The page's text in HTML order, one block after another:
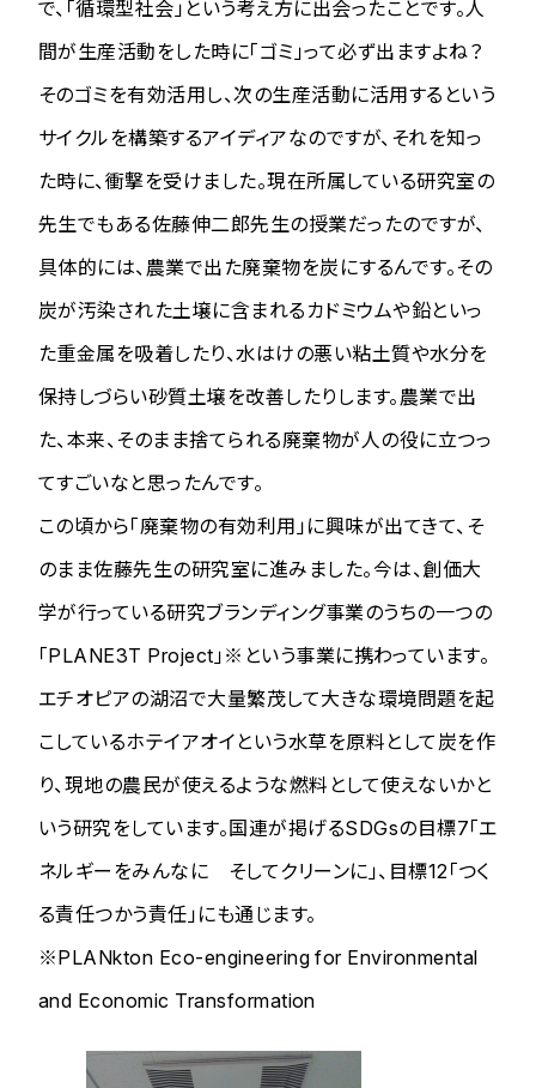
で、「循環型社会」という考え方に出会ったことです。人
間が生産活動をした時に「ゴミ」って必ず出ますよね？
そのゴミを有効活用し、次の生産活動に活用するという
サイクルを構築するアイディアなのですが、それを知っ
た時に、衝撃を受けました。現在所属している研究室の
先生でもある佐藤伸二郎先生の授業だったのですが、
具体的には、農業で出た廃棄物を炭にするんです。その
炭が汚染された土壌に含まれるカドミウムや鉛といっ
た重金属を吸着したり、水はけの悪い粘土質や水分を
保持しづらい砂質土壌を改善したりします。農業で出
た、本来、そのまま捨てられる廃棄物が人の役に立つっ
てすごいなと思ったんです。
この頃から「廃棄物の有効利用」に興味が出てきて、そ
のまま佐藤先生の研究室に進みました。今は、創価大
学が行っている研究ブランディング事業のうちの一つの
「PLANE3T Project」※という事業に携わっています。
エチオピアの湖沼で大量繁茂して大きな環境問題を起
こしているホテイアオイという水草を原料として炭を作
り、現地の農民が使えるような燃料として使えないかと
いう研究をしています。国連が掲げるSDGsの目標7「エ
ネルギーをみんなに そしてクリーンに」、目標12「つく
る責任つかう責任」にも通じます。
※PLANkton Eco-engineering for Environmental
and Economic Transformation